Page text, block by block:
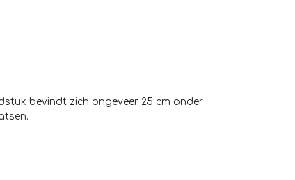
bevindt zich ongeveer 25 cm onder